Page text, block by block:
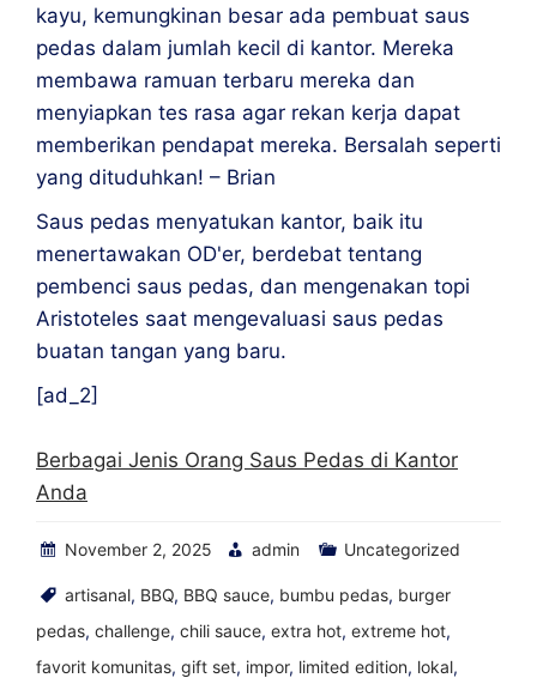
kayu, kemungkinan besar ada pembuat saus
pedas dalam jumlah kecil di kantor. Mereka
membawa ramuan terbaru mereka dan
menyiapkan tes rasa agar rekan kerja dapat
memberikan pendapat mereka. Bersalah seperti
yang dituduhkan! – Brian
Saus pedas menyatukan kantor, baik itu
menertawakan OD'er, berdebat tentang
pembenci saus pedas, dan mengenakan topi
Aristoteles saat mengevaluasi saus pedas
buatan tangan yang baru.
[ad_2]
Berbagai Jenis Orang Saus Pedas di Kantor
Anda
November 2, 2025 admin Uncategorized
artisanal, BBQ, BBQ sauce, bumbu pedas, burger
pedas, challenge, chili sauce, extra hot, extreme hot,
favorit komunitas, gift set, impor, limited edition, lokal,